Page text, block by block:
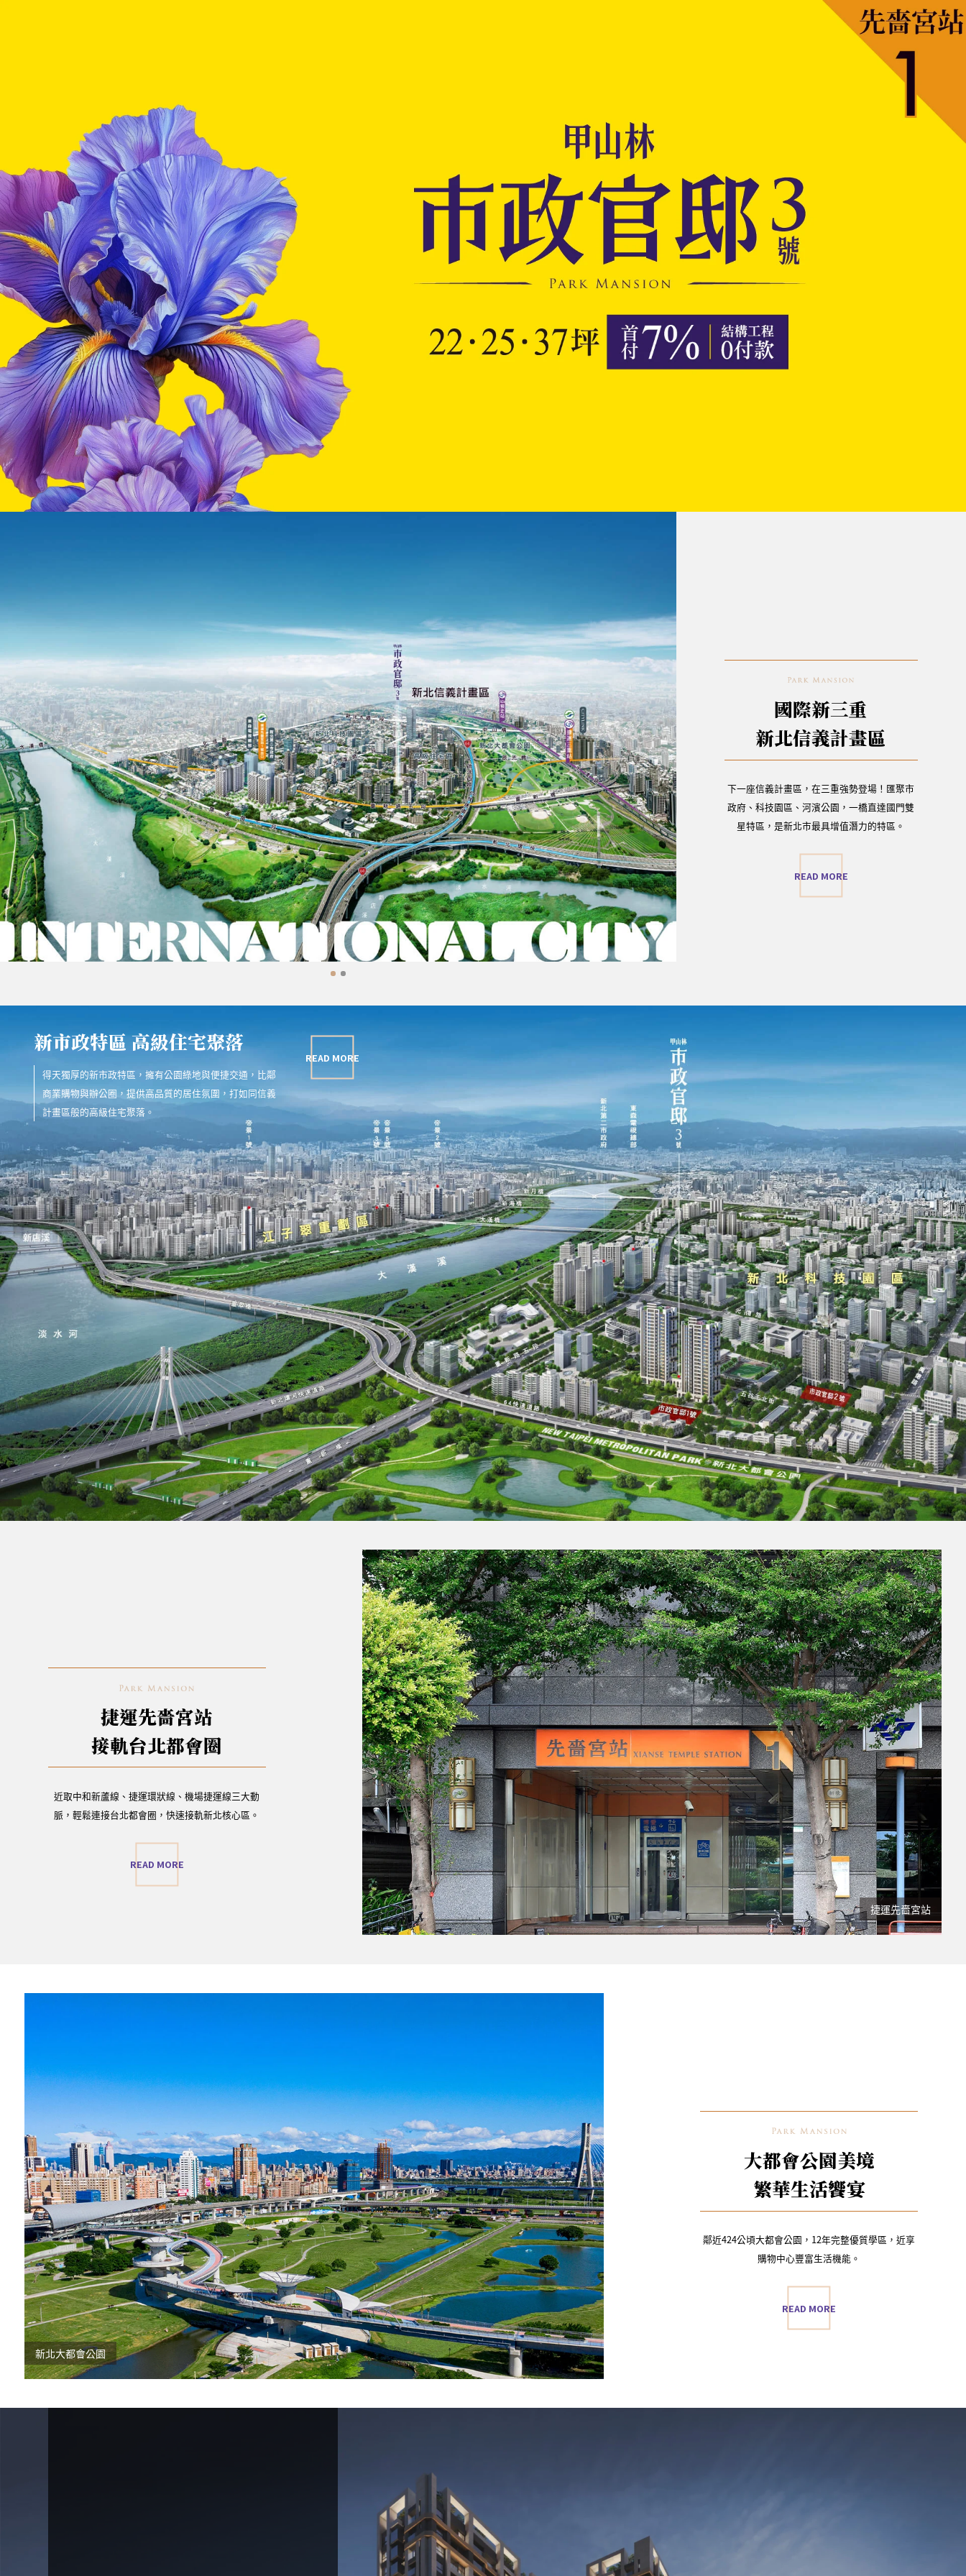
國際新三重
新北信義計畫區
下一座信義計畫區，在三重強勢登場！匯聚市
政府、科技園區、河濱公園，一橋直達國門雙
星特區，是新北市最具增值潛力的特區。
READ MORE
新市政特區高級住宅聚落
READ MORE
得天獨厚的新市政特區，擁有公園綠地與便捷交通，比鄰
商業購物與辦公圈，提供高品質的居住氛圍，打如同信義
計畫區般的高級住宅聚落。
捷運先嗇宮站
接軌台北都會圈
近取中和新蘆線、捷運環狀線、機場捷運線三大動
脈，輕鬆連接台北都會圈，快速接軌新北核心區。
READ MORE
捷運先嗇宮站
大都會公園美境
繁華生活饗宴
鄰近424公頃大都會公園，12年完整優質學區，近享
購物中心豐富生活機能。
READ MORE
新北大都會公園